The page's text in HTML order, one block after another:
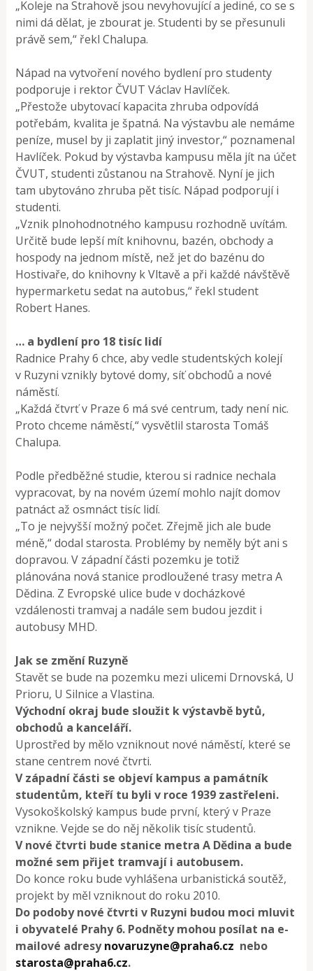
„Koleje na Strahově jsou nevyhovující a jediné, co se s
nimi dá dělat, je zbourat je. Studenti by se přesunuli
právě sem,“ řekl Chalupa.
Nápad na vytvoření nového bydlení pro studenty
podporuje i rektor ČVUT Václav Havlíček.
„Přestože ubytovací kapacita zhruba odpovídá
potřebám, kvalita je špatná. Na výstavbu ale nemáme
peníze, musel by ji zaplatit jiný investor,“ poznamenal
Havlíček. Pokud by výstavba kampusu měla jít na účet
ČVUT, studenti zůstanou na Strahově. Nyní je jich
tam ubytováno zhruba pět tisíc. Nápad podporují i
studenti.
„Vznik plnohodnotného kampusu rozhodně uvítám.
Určitě bude lepší mít knihovnu, bazén, obchody a
hospody na jednom místě, než jet do bazénu do
Hostivaře, do knihovny k Vltavě a při každé návštěvě
hypermarketu sedat na autobus,“ řekl student
Robert Hanes.
… a bydlení pro 18 tisíc lidí
Radnice Prahy 6 chce, aby vedle studentských kolejí
v Ruzyni vznikly bytové domy, síť obchodů a nové
náměstí.
„Každá čtvrť v Praze 6 má své centrum, tady není nic.
Proto chceme náměstí,“ vysvětlil starosta Tomáš
Chalupa.
Podle předběžné studie, kterou si radnice nechala
vypracovat, by na novém území mohlo najít domov
patnáct až osmnáct tisíc lidí.
„To je nejvyšší možný počet. Zřejmě jich ale bude
méně,“ dodal starosta. Problémy by neměly být ani s
dopravou. V západní části pozemku je totiž
plánována nová stanice prodloužené trasy metra A
Dědina. Z Evropské ulice bude v docházkové
vzdálenosti tramvaj a nadále sem budou jezdit i
autobusy MHD.
Jak se změní Ruzyně
Stavět se bude na pozemku mezi ulicemi Drnovská, U
Prioru, U Silnice a Vlastina.
Východní okraj bude sloužit k výstavbě bytů,
obchodů a kanceláří.
Uprostřed by mělo vzniknout nové náměstí, které se
stane centrem nové čtvrti.
V západní části se objeví kampus a památník
studentům, kteří tu byli v roce 1939 zastřeleni.
Vysokoškolský kampus bude první, který v Praze
vznikne. Vejde se do něj několik tisíc studentů.
V nové čtvrti bude stanice metra A Dědina a bude
možné sem přijet tramvají i autobusem.
Do konce roku bude vyhlášena urbanistická soutěž,
projekt by měl vzniknout do roku 2010.
Do podoby nové čtvrti v Ruzyni budou moci mluvit
i obyvatelé Prahy 6. Podněty mohou posílat na e-
mailové adresynovaruzyne@praha6.cz nebo
starosta@praha6.cz.